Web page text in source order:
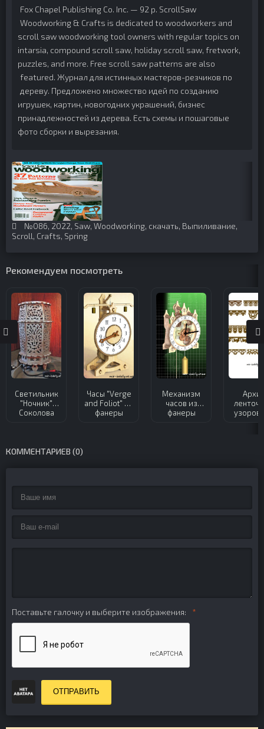
Fox Chapel Publishing Co. Inc. — 92 p. ScrollSaw
Woodworking & Crafts is dedicated to woodworkers and
scroll saw woodworking tool owners with regular topics on
intarsia, compound scroll saw, holiday scroll saw, fretwork,
puzzles, and more. Free scroll saw patterns are also
featured. Журнал для истинных мастеров-резчиков по
дереву. Предложено множество идей по созданию
игрушек, картин, новогодних украшений, бизнес
принадлежностей из дерева. Есть схемы и пошаговые
фото сборки и вырезания.
№086, 2022, Saw, Woodworking, скачать, Выпиливание,
Scroll, Crafts, Spring
Рекомендуем посмотреть
Светильник
"Ночник"
Соколова
Часы "Verge
and Foliot" из
фанеры
Механизм
часов из
фанеры
узоров
шт.)
КОММЕНТАРИЕВ (0)
Поставьте галочку и выберите изображения:
ОТПРАВИТЬ